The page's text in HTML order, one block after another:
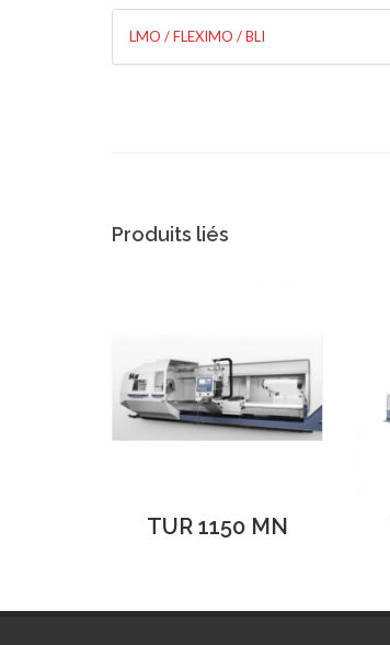
LMO / FLEXIMO / BLI
Produits liés
TUR 1150 MN